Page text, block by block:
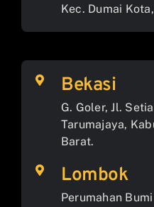
Kec. Dumai
Bekasi
G. Goler, Jl.
Tarumajaya,
Barat.
Lombok
Perumahan